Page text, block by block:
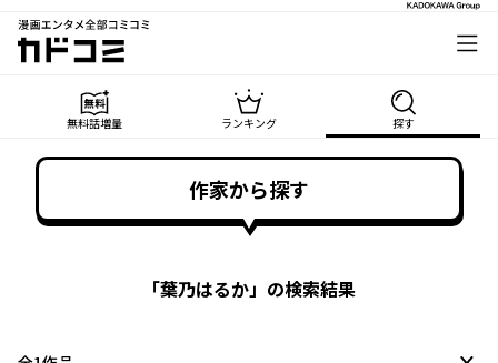
漫画エンタメ全部コミコミ
カドコミ
無料話増量 ランキング 探す
作家から探す
「葉乃はるか」の検索結果